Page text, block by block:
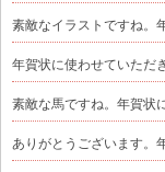
素敵なイラストですね。
年賀状に使わせていただ
素敵な馬ですね。年賀状
ありがとうございます。